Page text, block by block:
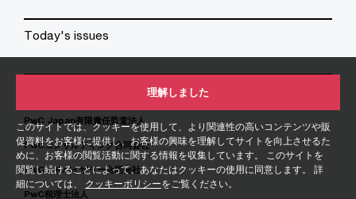
このサイトでは、クッキーを使用して、より関連性の高いコンテンツや販
促資料をお客様に提供し、お客様の興味を理解してサイトを向上させるた
めに、お客様の閲覧活動に関する情報を収集しています。 このサイトを
閲覧し続けることによって、あなたはクッキーの使用に同意します。 詳
細については、 クッキーポリシーをご覧ください。
理解しました
Today's issues
PwC Japan有限責任監査法人
PwCコンサルティング合同会社
PwCアドバイザリー合同会社
PwC税理士法人